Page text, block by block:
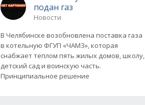
подан газ
Новости
В Челябинске возобновлена поставка газа
в котельную ФГУП «ЧАМЗ», которая
снабжает теплом пять жилых домов, школу,
детский сад и воинскую часть.
Принципиальное решение